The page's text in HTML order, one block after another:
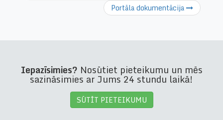
Portāla dokumentācija
Iepazīsimies? Nosūtiet pieteikumu un mēs
sazināsimies ar Jums 24 stundu laikā!
SŪTĪT PIETEIKUMU